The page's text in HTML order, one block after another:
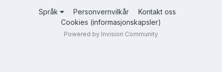
Språk Personvernvilkår
Kontakt oss
Cookies (informasjonskapsler)
Powered by Invision Community